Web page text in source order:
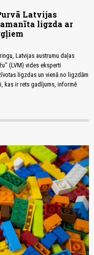
Latvijas
ligzda ar
Latvijas austrumu daļas
(LVM) vides eksperti
ligzdas un vienā no ligzdām
kas ir rets gadījums, informē